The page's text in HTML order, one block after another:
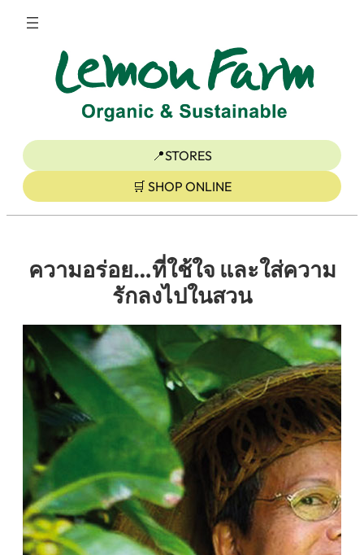
ข้าม
📍STORES
🛒 SHOP ONLINE
ความอร่อย…ที่ใช้ใจ และใส่ความ
รักลงไปในสวน